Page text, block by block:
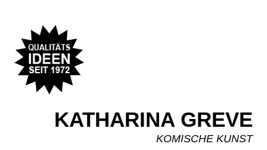
KATHARINA GREVE
KOMISCHE KUNST